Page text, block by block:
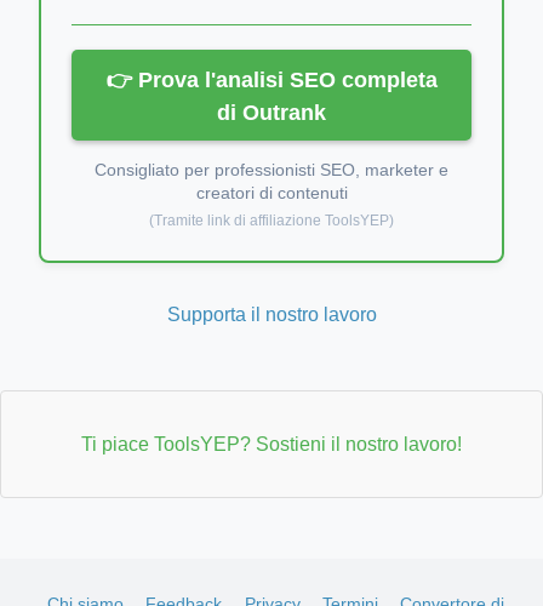
👉 Prova l'analisi SEO completa
di Outrank
Consigliato per professionisti SEO, marketer e
creatori di contenuti
(Tramite link di affiliazione ToolsYEP)
Supporta il nostro lavoro
Ti piace ToolsYEP? Sostieni il nostro lavoro!